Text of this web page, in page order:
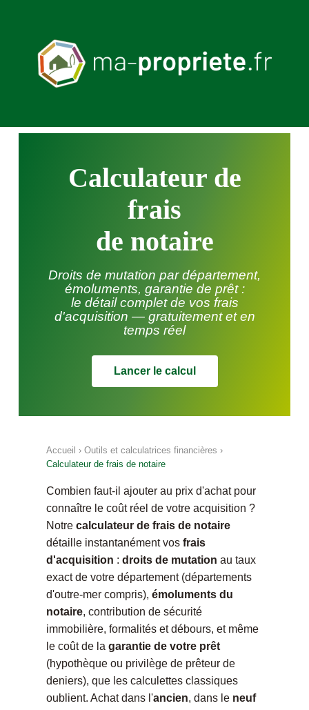
Calculateur de
frais
de notaire
Droits de mutation par département,
émoluments, garantie de prêt :
le détail complet de vos frais
d'acquisition — gratuitement et en
temps réel
Lancer le calcul
Accueil › Outils et calculatrices financières ›
Calculateur de frais de notaire
Combien faut-il ajouter au prix d'achat pour
connaître le coût réel de votre acquisition ?
Notre calculateur de frais de notaire
détaille instantanément vos frais
d'acquisition : droits de mutation au taux
exact de votre département (départements
d'outre-mer compris), émoluments du
notaire, contribution de sécurité
immobilière, formalités et débours, et même
le coût de la garantie de votre prêt
(hypothèque ou privilège de prêteur de
deniers), que les calculettes classiques
oublient. Achat dans l'ancien, dans le neuf